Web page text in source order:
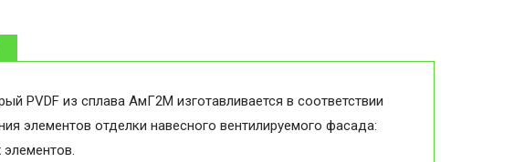
PVDF из сплава АмГ2М изготавливается в соответствии
элементов отделки навесного вентилируемого фасада: